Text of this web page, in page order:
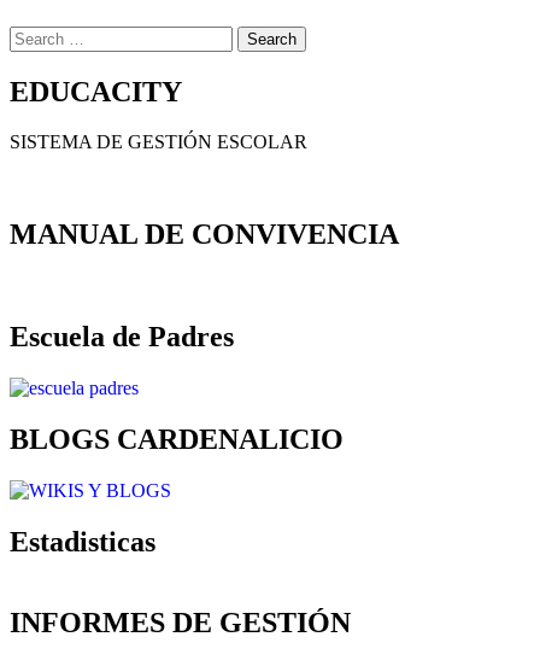
Search
for:
EDUCACITY
SISTEMA DE GESTIÓN ESCOLAR
MANUAL DE CONVIVENCIA
Escuela de Padres
BLOGS CARDENALICIO
Estadisticas
INFORMES DE GESTIÓN